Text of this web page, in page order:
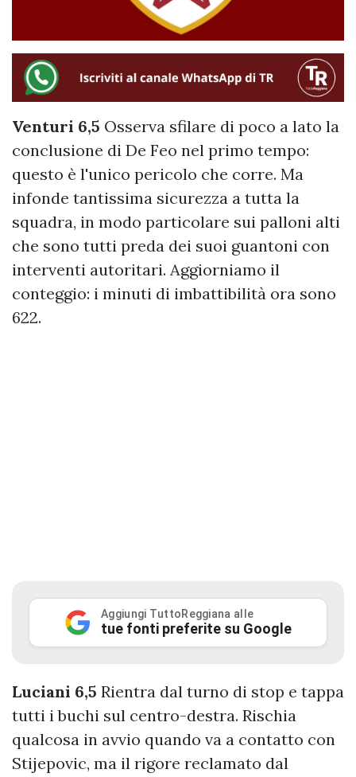
Venturi 6,5 Osserva sfilare di poco a lato la
conclusione di De Feo nel primo tempo:
questo è l'unico pericolo che corre. Ma
infonde tantissima sicurezza a tutta la
squadra, in modo particolare sui palloni alti
che sono tutti preda dei suoi guantoni con
interventi autoritari. Aggiorniamo il
conteggio: i minuti di imbattibilità ora sono
622.
Aggiungi TuttoReggiana alle
tue fonti preferite su Google
Luciani 6,5 Rientra dal turno di stop e tappa
tutti i buchi sul centro-destra. Rischia
qualcosa in avvio quando va a contatto con
Stijepovic, ma il rigore reclamato dal